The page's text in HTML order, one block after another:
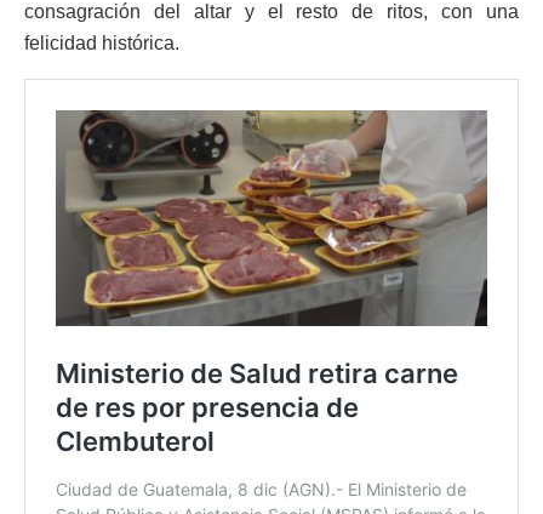
consagración del altar y el resto de ritos, con una
felicidad histórica.